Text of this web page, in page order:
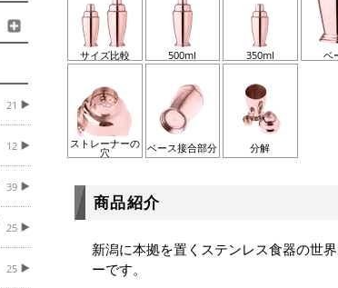
21
12
39
25
25
サイズ比較 500ml 350ml ベ
ストレーナーの
穴 ベース接合部分 分解
商品紹介
新潟に本拠を置くステンレス食器の世
ーです。